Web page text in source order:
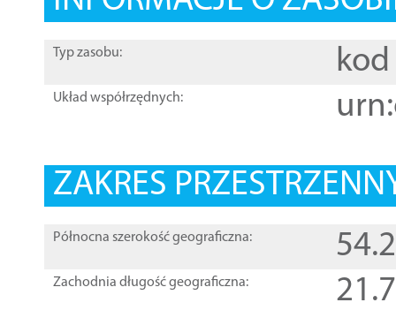
Typ zasobu: kod
Układ współrzędnych:
ZAKRES
Północna szerokość geograficzna:
Zachodnia długość geograficzna: